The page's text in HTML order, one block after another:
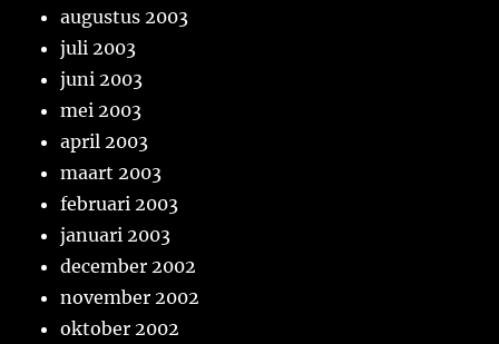
augustus 2003
juli 2003
juni 2003
mei 2003
april 2003
maart 2003
februari 2003
januari 2003
december 2002
november 2002
oktober 2002